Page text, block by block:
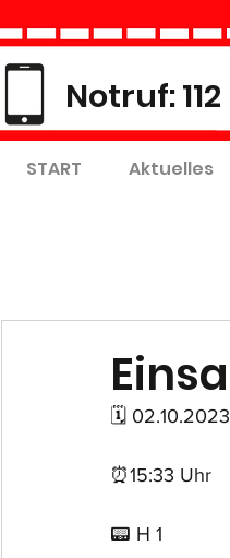
Notruf: 112
START Aktuelles
🗓 02.10.2023
⏰15:33 Uhr
📟 H 1